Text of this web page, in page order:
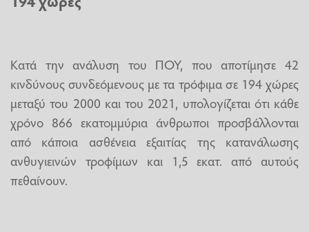
Κατά την ανάλυση του ΠΟΥ, που αποτίμησε 42
κινδύνους συνδεόμενους με τα τρόφιμα σε 194 χώρες
μεταξύ του 2000 και του 2021, υπολογίζεται ότι κάθε
χρόνο 866 εκατομμύρια άνθρωποι προσβάλλονται
από κάποια ασθένεια εξαιτίας της κατανάλωσης
ανθυγιεινών τροφίμων και 1,5 εκατ. από αυτούς
πεθαίνουν.